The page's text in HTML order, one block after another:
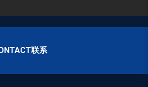
联系